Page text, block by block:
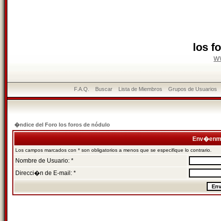
los
F.A.Q. Buscar Lista de Miembros Grupos de Usuarios
�ndice del Foro los foros de nódulo
Los campos marcados con * son obligatorios a menos que se especifique lo contrario.
Nombre de Usuario: *
Direcci�n de E-mail: *